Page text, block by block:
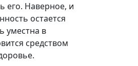
его. Наверное, и
остается
уместна в
средством